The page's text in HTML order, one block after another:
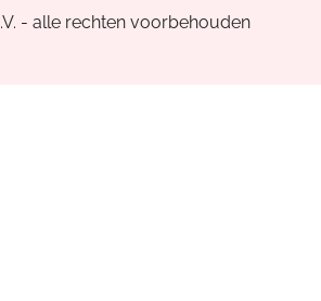
- alle rechten voorbehouden